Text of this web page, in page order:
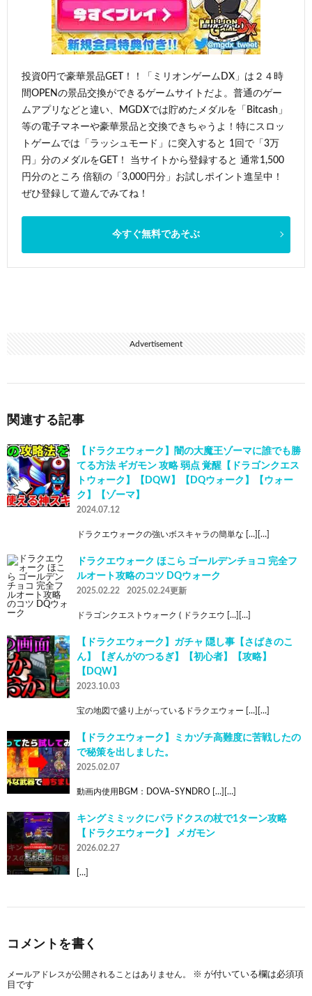
投資0円で豪華景品GET！！「ミリオンゲームDX」は２４時
間OPENの景品交換ができるゲームサイトだよ。普通のゲー
ムアプリなどと違い、MGDXでは貯めたメダルを「Bitcash」
等の電子マネーや豪華景品と交換できちゃうよ！特にスロッ
トゲームでは「ラッシュモード」に突入すると 1回で「3万
円」分のメダルをGET！ 当サイトから登録すると 通常1,500
円分のところ 倍額の「3,000円分」お試しポイント進呈中！
ぜひ登録して遊んでみてね！
今すぐ無料であそぶ
Advertisement
関連する記事
【ドラクエウォーク】闇の大魔王ゾーマに誰でも勝
てる方法 ギガモン 攻略 弱点 覚醒【ドラゴンクエス
トウォーク】【DQW】【DQウォーク】【ウォー
ク】【ゾーマ】
2024.07.12
ドラクエウォークの強いボスキャラの簡単な […][…]
ドラクエウォーク ほこら ゴールデンチョコ 完全フ
ルオート攻略のコツ DQウォーク
2025.02.22 2025.02.24更新
ドラゴンクエストウォーク ( ドラクエウ […][…]
【ドラクエウォーク】ガチャ 隠し事【さばきのこ
ん】【ぎんがのつるぎ】【初心者】【攻略】
【DQW】
2023.10.03
宝の地図で盛り上がっているドラクエウォー […][…]
【ドラクエウォーク】ミカヅチ高難度に苦戦したの
で秘策を出しました。
2025.02.07
動画内使用BGM：DOVA–SYNDRO […][…]
キングミミックにパラドクスの杖で1ターン攻略
【ドラクエウォーク】 メガモン
2026.02.27
[…]
コメントを書く
メールアドレスが公開されることはありません。 ※ が付いている欄は必須項
目です